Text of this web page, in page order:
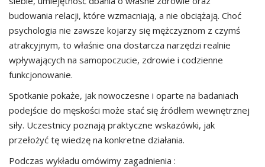
budowania relacji, które wzmacniają, a nie obciążają. Choć
psychologia nie zawsze kojarzy się mężczyznom z czymś
atrakcyjnym, to właśnie ona dostarcza narzędzi realnie
wpływających na samopoczucie, zdrowie i codzienne
funkcjonowanie.
Spotkanie pokaże, jak nowoczesne i oparte na badaniach
podejście do męskości może stać się źródłem wewnętrznej
siły. Uczestnicy poznają praktyczne wskazówki, jak
przełożyć tę wiedzę na konkretne działania.
Podczas wykładu omówimy zagadnienia :